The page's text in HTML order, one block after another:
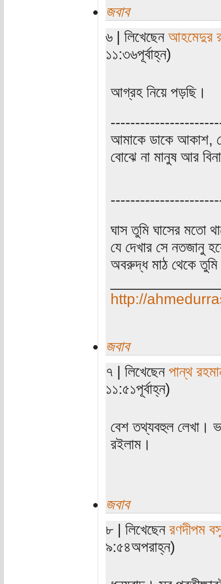
জবাব
৬ | লিখেছেন আহমেদুর
১১:৩৬পূর্বাহ্ন)
আগ্রহ নিয়ে পড়ছি।
আমাকে ডাকে আকাশ,
বোঝে না মানুষ আর
ঘাস তুমি ঘাসের মতো
যে দেখার সে নতজানু
অবরুদ্ধ মাঠ থেকে তুমি
http://
জবাব
৭ | লিখেছেন পান্থ
১১:৫১পূর্বাহ্ন)
বেশ তথ্যবহুল লেখা।
রইলাম।
জবাব
৮ | লিখেছেন রণদীপম
৯:৫৪অপরাহ্ন)